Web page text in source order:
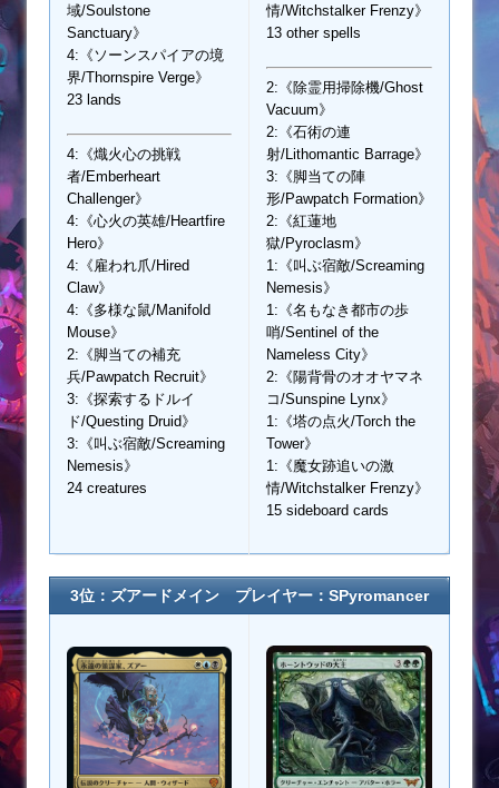
域/Soulstone
Sanctuary》
4:《ソーンスパイアの境
界/Thornspire Verge》
23 lands
4:《熾火心の挑戦
者/Emberheart
Challenger》
4:《心火の英雄/Heartfire
Hero》
4:《雇われ爪/Hired
Claw》
4:《多様な鼠/Manifold
Mouse》
2:《脚当ての補充
兵/Pawpatch Recruit》
3:《探索するドルイ
ド/Questing Druid》
3:《叫ぶ宿敵/Screaming
Nemesis》
24 creatures
情/Witchstalker Frenzy》
13 other spells
2:《除霊用掃除機/Ghost
Vacuum》
2:《石術の連
射/Lithomantic Barrage》
3:《脚当ての陣
形/Pawpatch Formation》
2:《紅蓮地
獄/Pyroclasm》
1:《叫ぶ宿敵/Screaming
Nemesis》
1:《名もなき都市の歩
哨/Sentinel of the
Nameless City》
2:《陽背骨のオオヤマネ
コ/Sunspine Lynx》
1:《塔の点火/Torch the
Tower》
1:《魔女跡追いの激
情/Witchstalker Frenzy》
15 sideboard cards
3位：ズアードメイン プレイヤー：SPyromancer